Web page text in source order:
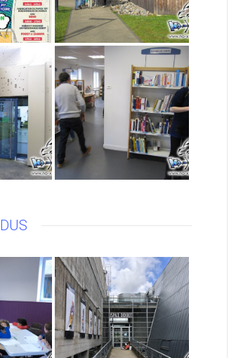
16 mars 2018
1 –
Ste-
Atelier manga
CC Pont-
Château 1 –
Sévérac/St-
Anne sur Brivet
Atelier manga
Rezé 1
19 juin 2019